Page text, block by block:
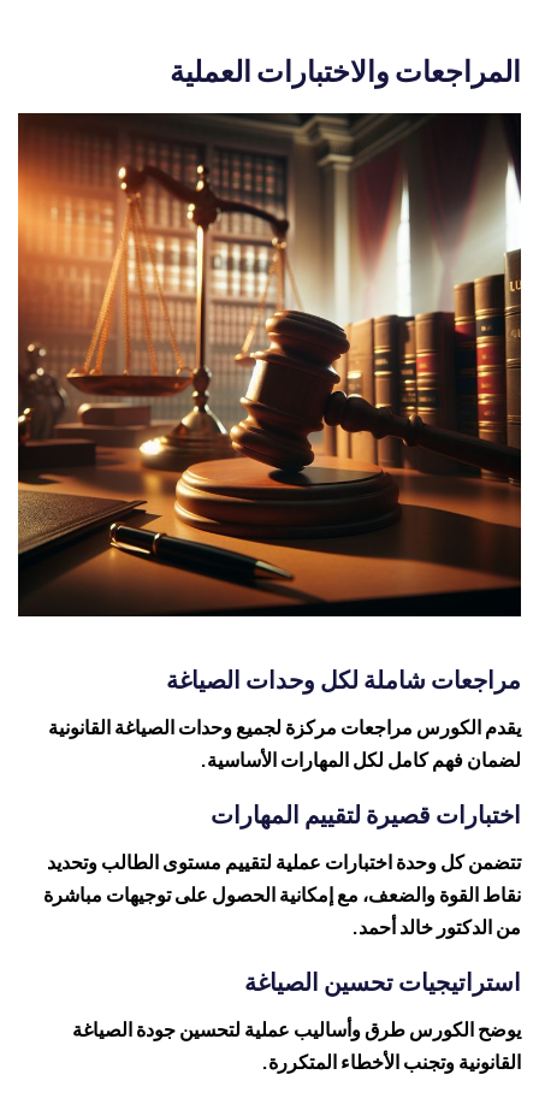
المراجعات والاختبارات العملية
مراجعات شاملة لكل وحدات الصياغة
يقدم الكورس مراجعات مركزة لجميع وحدات الصياغة القانونية
لضمان فهم كامل لكل المهارات الأساسية.
اختبارات قصيرة لتقييم المهارات
تتضمن كل وحدة اختبارات عملية لتقييم مستوى الطالب وتحديد
نقاط القوة والضعف، مع إمكانية الحصول على توجيهات مباشرة
من الدكتور خالد أحمد.
استراتيجيات تحسين الصياغة
يوضح الكورس طرق وأساليب عملية لتحسين جودة الصياغة
القانونية وتجنب الأخطاء المتكررة.